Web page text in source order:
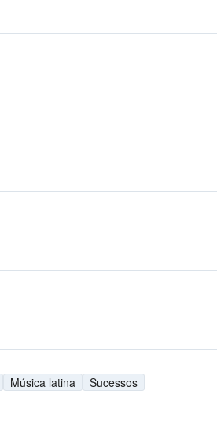
Música latina
Sucessos